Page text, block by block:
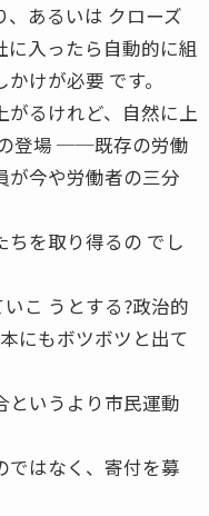
、あるいは クローズ
に入ったら自動的に組
けが必要 です。
るけれど、自然に上
登場 ──既存の労働
が今や労働者の三分
を取り得るの でし
こ うとする?政治的
にもボツボツと出て
というより市民運動
ではなく、寄付を募